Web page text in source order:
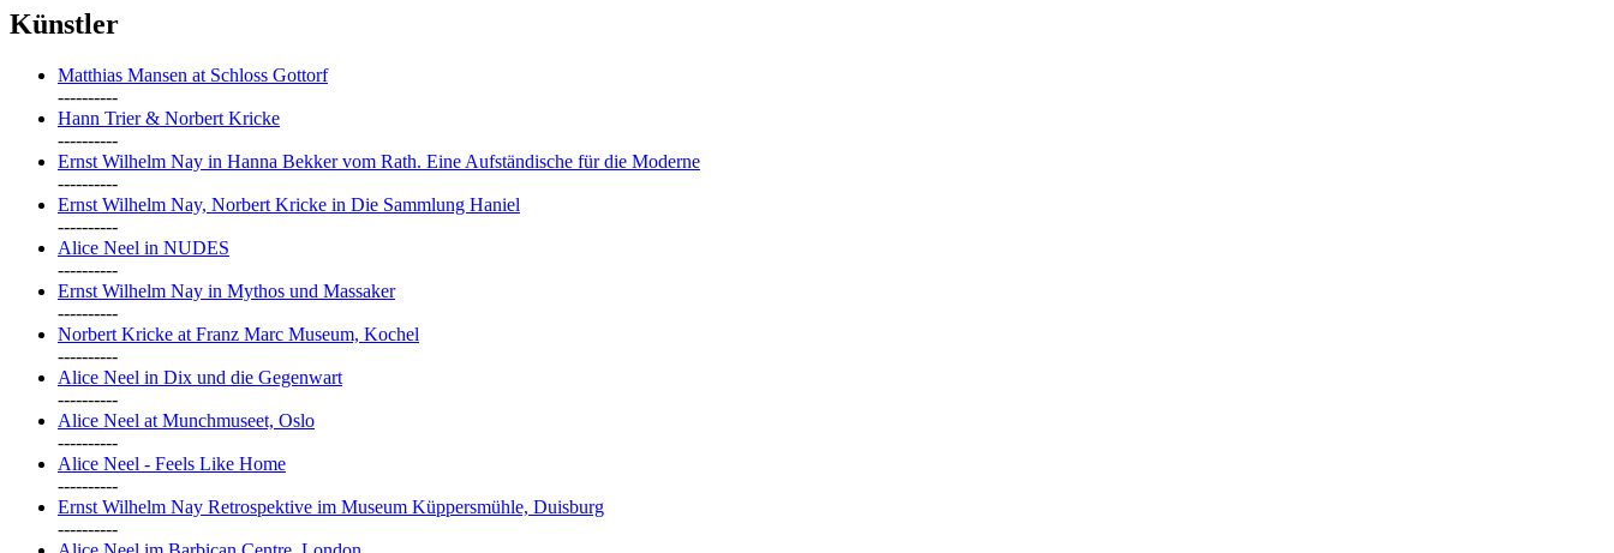
Künstler
Matthias Mansen at Schloss Gottorf
----------
Hann Trier & Norbert Kricke
----------
Ernst Wilhelm Nay in Hanna Bekker vom Rath. Eine Aufständische für die Moderne
----------
Ernst Wilhelm Nay, Norbert Kricke in Die Sammlung Haniel
----------
Alice Neel in NUDES
----------
Ernst Wilhelm Nay in Mythos und Massaker
----------
Norbert Kricke at Franz Marc Museum, Kochel
----------
Alice Neel in Dix und die Gegenwart
----------
Alice Neel at Munchmuseet, Oslo
----------
Alice Neel - Feels Like Home
----------
Ernst Wilhelm Nay Retrospektive im Museum Küppersmühle, Duisburg
----------